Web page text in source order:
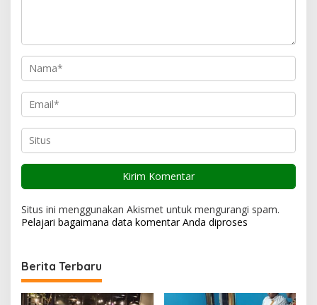
Situs ini menggunakan Akismet untuk mengurangi spam.
Pelajari bagaimana data komentar Anda diproses
Berita Terbaru